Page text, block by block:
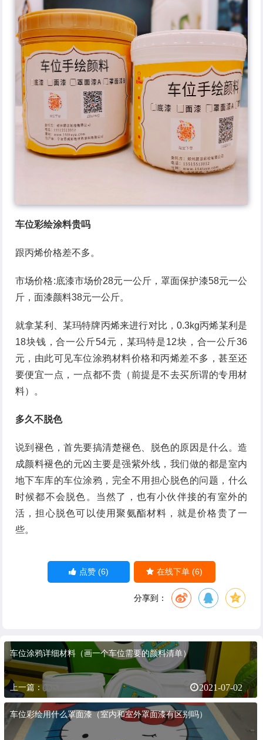
车位彩绘涂料贵吗
跟丙烯价格差不多。
市场价格:底漆市场价28元一公斤，罩面保护漆58元一公
斤，面漆颜料38元一公斤。
就拿某利、某玛特牌丙烯来进行对比，0.3kg丙烯某利是
18块钱，合一公斤54元，某玛特是12块，合一公斤36
元，由此可见车位涂鸦材料价格和丙烯差不多，甚至还
要便宜一点，一点都不贵（前提是不去买所谓的专用材
料）。
多久不脱色
说到褪色，首先要搞清楚褪色、脱色的原因是什么。造
成颜料褪色的元凶主要是强紫外线，我们做的都是室内
地下车库的车位涂鸦，完全不用担心脱色的问题，什么
时候都不会脱色。当然了，也有小伙伴接的有室外的
活，担心脱色可以使用聚氨酯材料，就是价格贵了一
些。
点赞(6) 在线下单 (6)
分享到：
车位涂鸦详细材料（画一个车位需要的颜料清单）
上一篇： 2021-07-02
车位彩绘用什么罩面漆（室内和室外罩面漆有区别吗）